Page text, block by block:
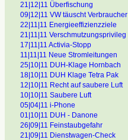
21|12|11 Überfischung
09|12|11 VW täuscht Verbraucher
22|11|11 Energieeffizienzziele
21|11|11 Verschmutzungsprivileg
17|11|11 Activia-Stopp
11|11|11 Neue Stromleitungen
25|10|11 DUH-Klage Hornbach
18|10|11 DUH Klage Tetra Pak
12|10|11 Recht auf saubere Luft
10|10|11 Saubere Luft
05|04|11 i-Phone
01|10|11 DUH - Danone
26|09|11 Feinstaubgefahr
21|09|11 Dienstwagen-Check